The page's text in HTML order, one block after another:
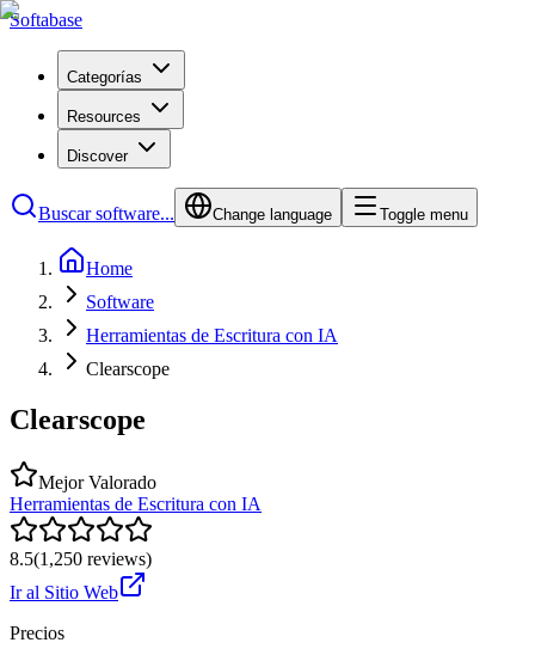
Softabase
Categorías
Resources
Discover
Buscar software... Change language Toggle menu
Home
Software
Herramientas de Escritura con IA
Clearscope
Clearscope
Mejor Valorado
Herramientas de Escritura con IA
8.5(1,250 reviews)
Ir al Sitio Web
Precios